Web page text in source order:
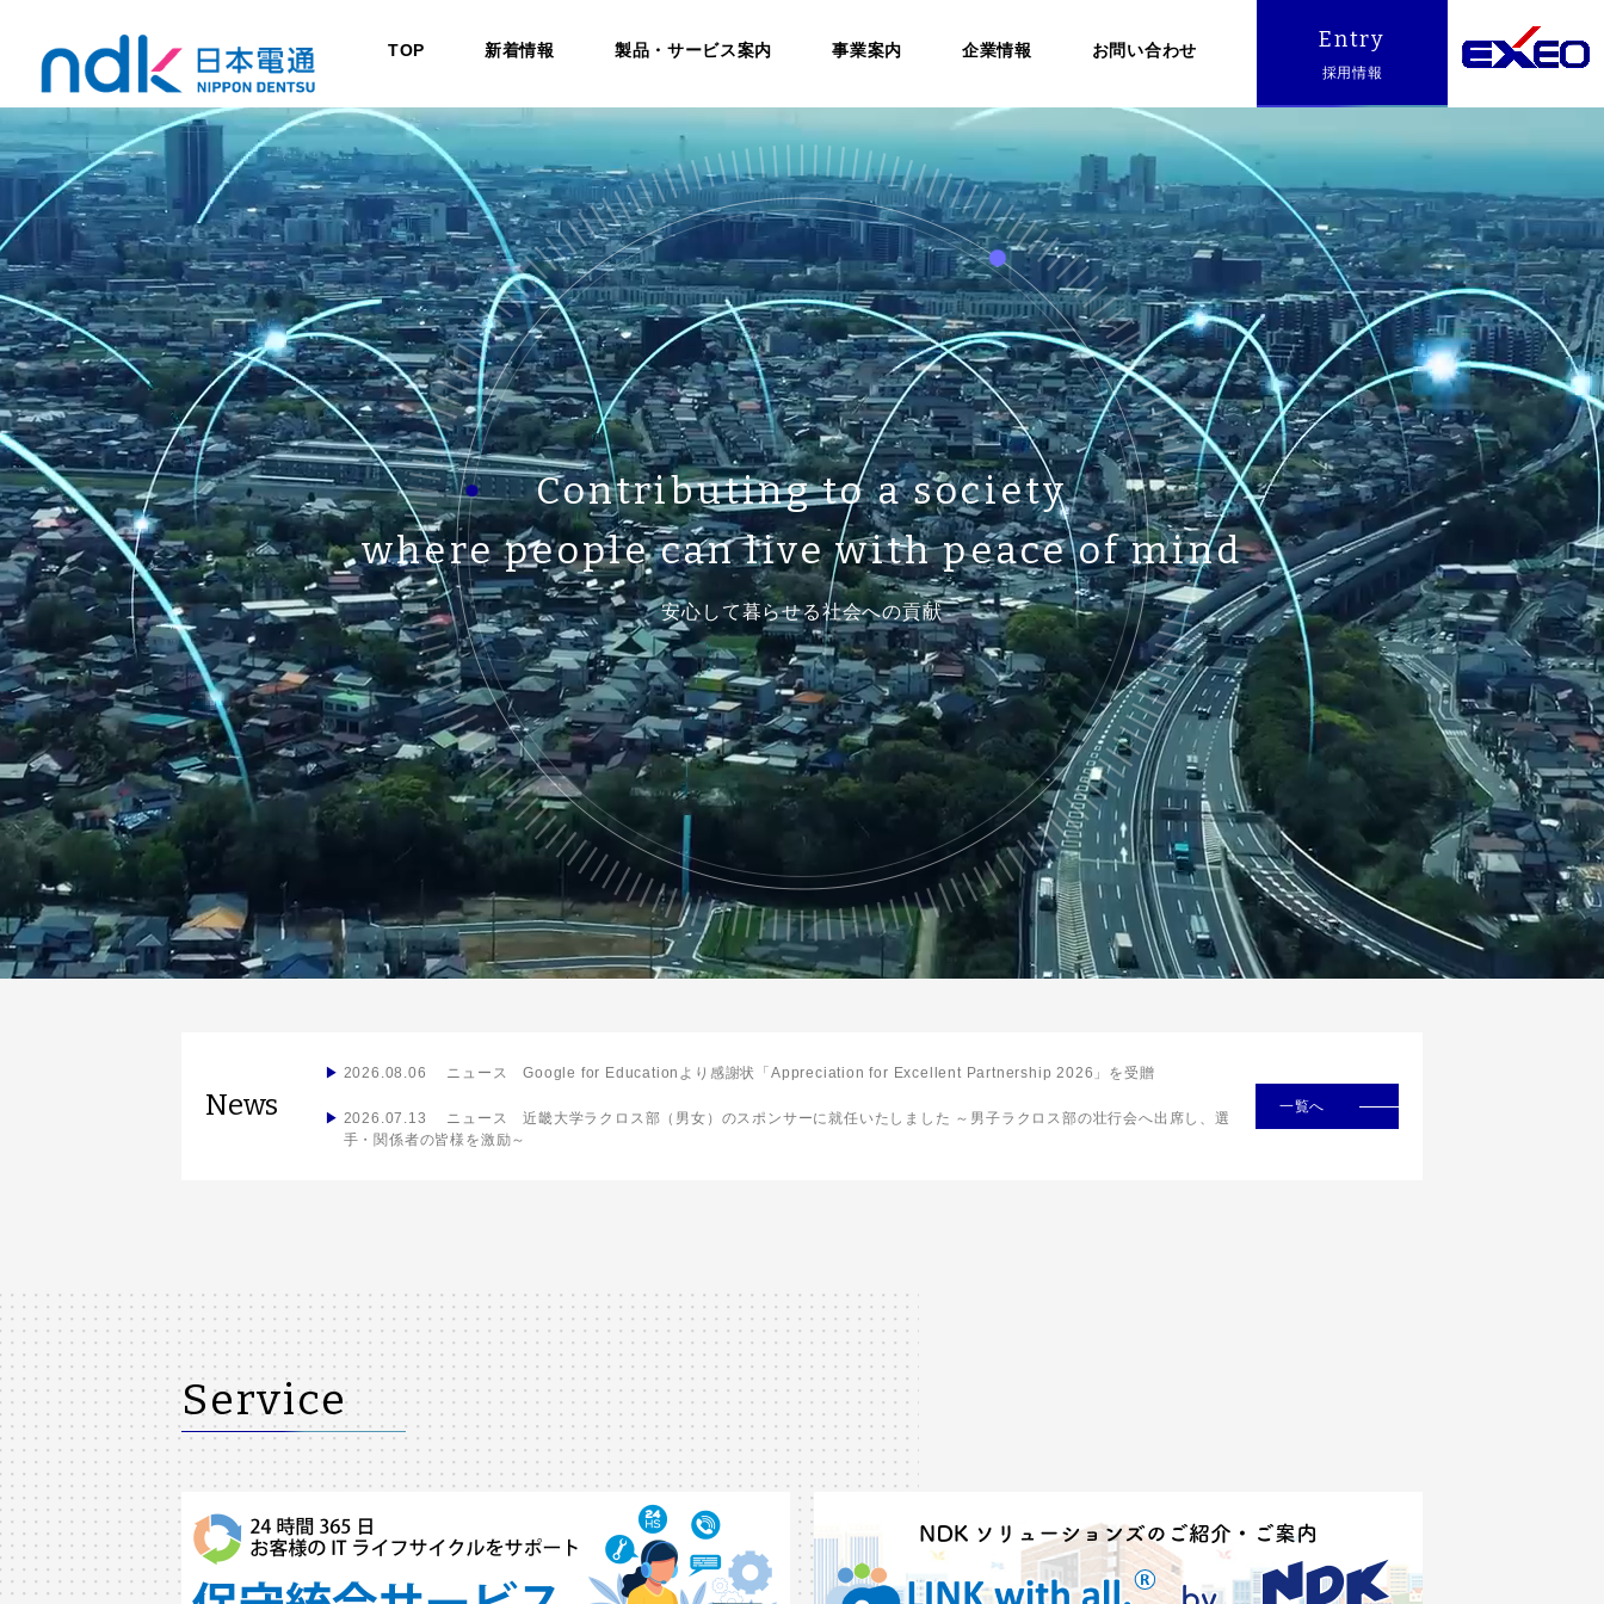
TOP 新着情報 製品・サービス案内 事業案内 企業情報 お問い合わせ Entry
採用情報
Contributing to a society
where people can livewith peace of mind
安心して暮らせる社会への貢献
News
2026.08.06 ニュースGoogle for Educationより感謝状「Appreciation for Excellent Partnership 2026」を受贈
2026.07.13 ニュース近畿大学ラクロス部（男女）のスポンサーに就任いたしました ～男子ラクロス部の壮行会へ出席し、選
手・関係者の皆様を激励～
一覧へ
Service
More